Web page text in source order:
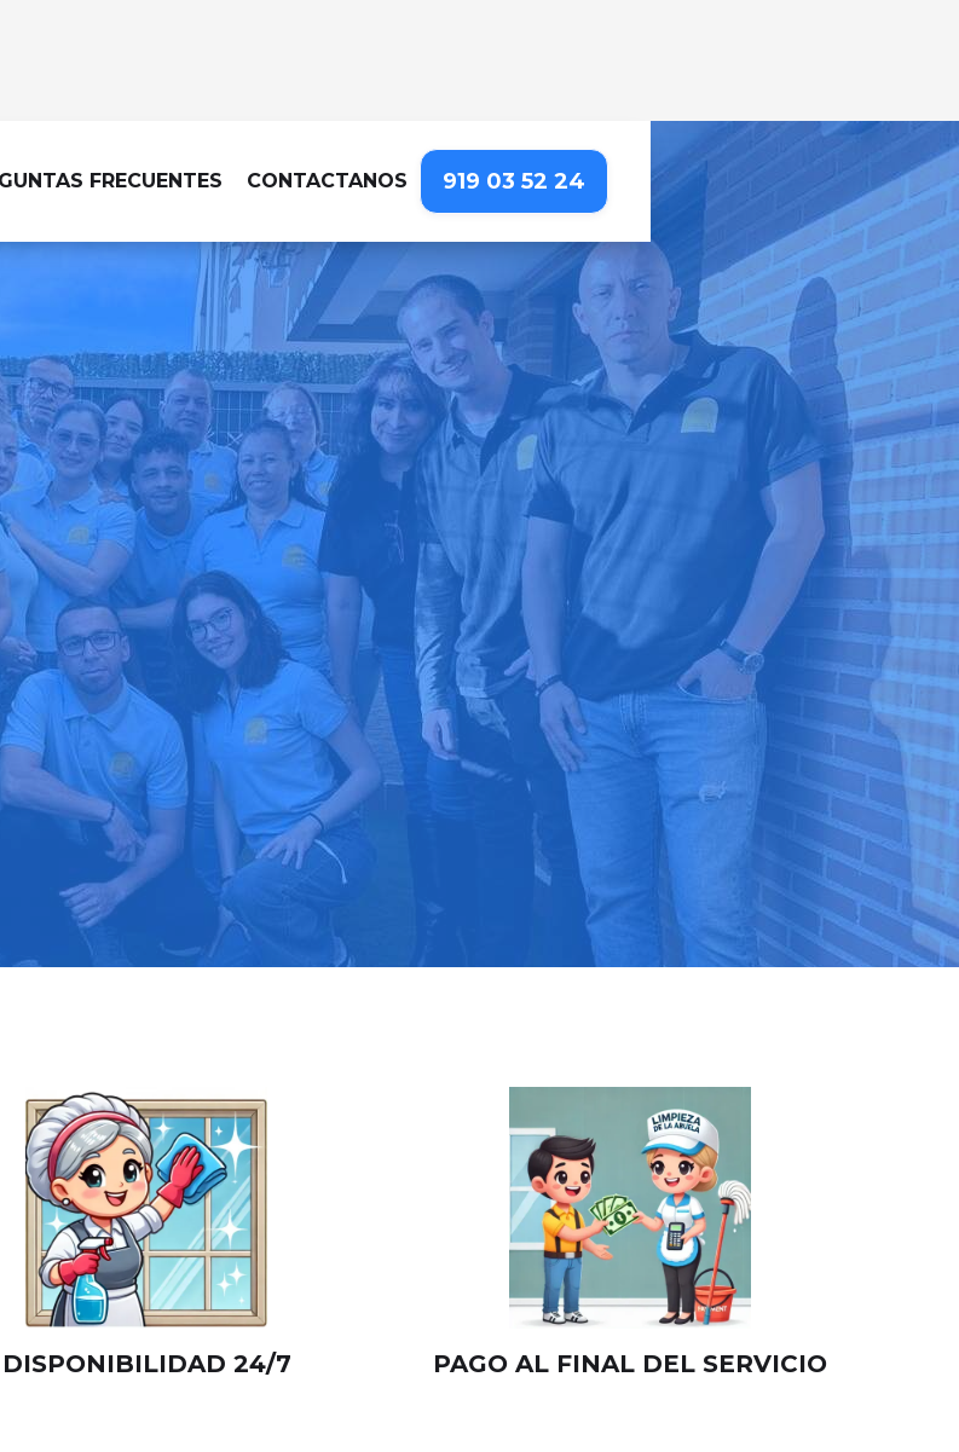
FRECUENTES CONTACTANOS 919 03 52 24
OBRA EN SOTO DEL REAL
con una limpieza detallada que resalta
cada acabado
Llama hoy: 919 03 52 24
confían en nosotros ⭐⭐⭐⭐⭐
DISPONIBILIDAD 24/7 PAGO AL FINAL DEL SERVICIO